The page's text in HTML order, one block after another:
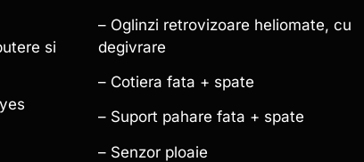
si
– Oglinzi retrovizoare heliomate, cu
degivrare
– Cotiera fata + spate
– Suport pahare fata + spate
– Senzor ploaie